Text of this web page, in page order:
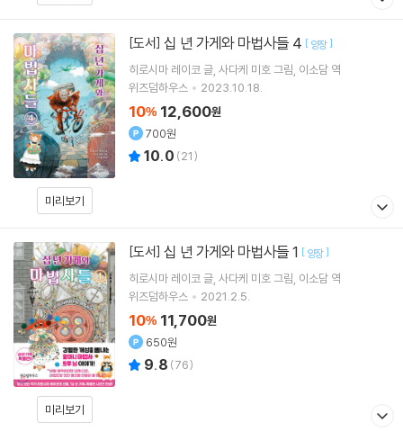
미리보기
[도서] 십 년 가게와 마법사들 4 [ 양장]
히로시마 레이코 글 사다케 미호그림 이소담 역
위즈덤하우스
2023.10.18.
10% 12,600원
700원
10.0 (21)
미리보기
[도서] 십 년 가게와 마법사들 1 [ 양장]
히로시마 레이코 글 사다케 미호그림 이소담 역
위즈덤하우스
2021.2.5.
10% 11,700원
650원
9.8 (76)